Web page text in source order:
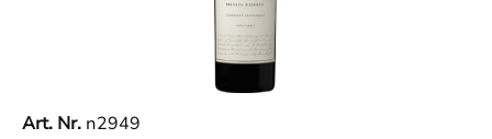
Art. Nr. n2949